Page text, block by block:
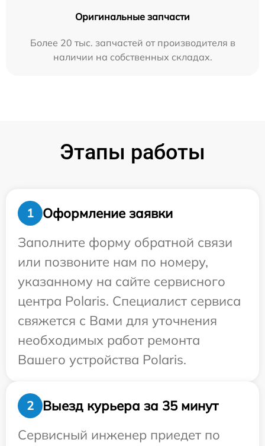
Оригинальные запчасти
Более 20 тыс. запчастей от производителя в
наличии на собственных складах.
Этапы работы
1
Оформление заявки
Заполните форму обратной связи
или позвоните нам по номеру,
указанному на сайте сервисного
центра Polaris. Специалист сервиса
свяжется с Вами для уточнения
необходимых работ ремонта
Вашего устройства Polaris.
2
Выезд курьера за 35 минут
Сервисный инженер приедет по